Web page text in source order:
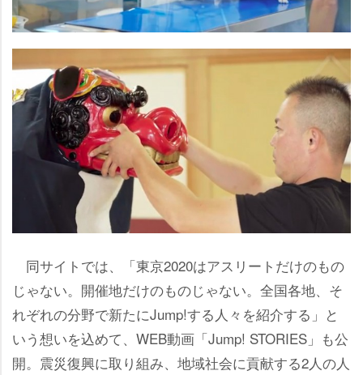
同サイトでは、「東京2020はアスリートだけのもの
じゃない。開催地だけのものじゃない。全国各地、そ
れぞれの分野で新たにJump!する人々を紹介する」と
いう想いを込めて、WEB動画「Jump! STORIES」も公
開。震災復興に取り組み、地域社会に貢献する2人の人